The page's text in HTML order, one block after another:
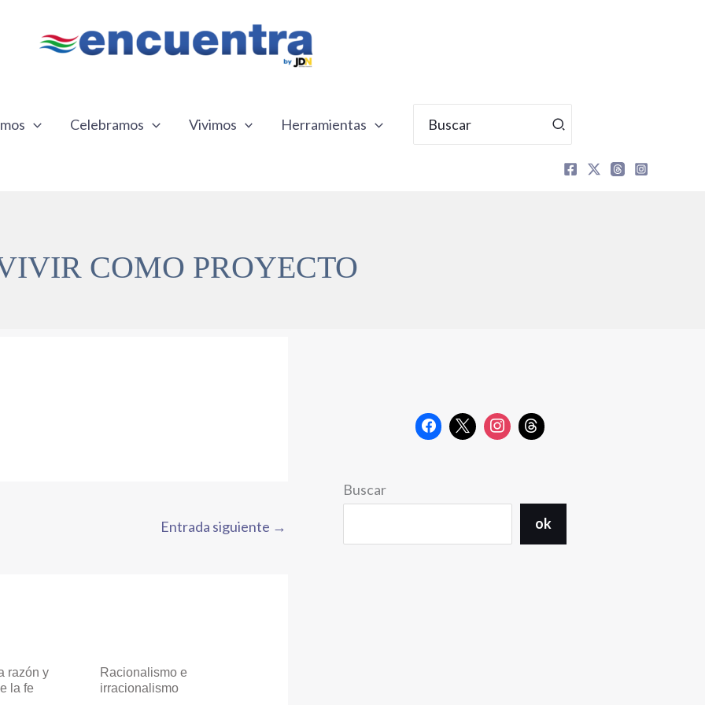
Celebramos Vivimos Herramientas
por:
COMO PROYECTO
Entrada siguiente →
razón y
la fe
Racionalismo e
irracionalismo
Buscar
ok